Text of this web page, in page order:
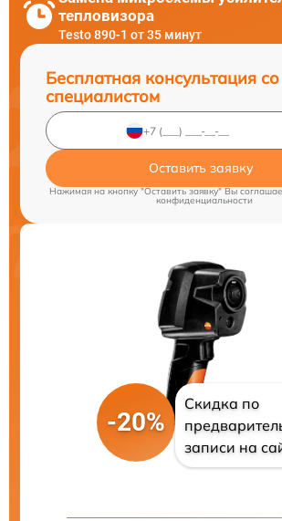
тепловизора
Testo 890-1 от 35 минут
Бесплатная консультация со
специалистом
Оставить заявку
Нажимая на кнопку "Оставить заявку" Вы
конфиденциальности
-20%
Скидка по
записи на